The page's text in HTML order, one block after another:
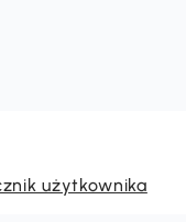
użytkownika